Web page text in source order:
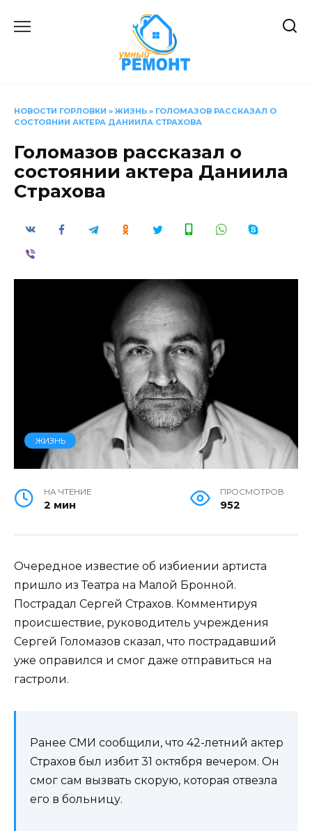
НОВОСТИ ГОРЛОВКИ » ЖИЗНЬ » ГОЛОМАЗОВ РАССКАЗАЛ О
СОСТОЯНИИ АКТЕРА ДАНИИЛА СТРАХОВА
Голомазов рассказал о
состоянии актера Даниила
Страхова
ЖИЗНЬ
НА ЧТЕНИЕ
2 мин
ПРОСМОТРОВ
952
Очередное известие об избиении артиста
пришло из Театра на Малой Бронной.
Пострадал Сергей Страхов. Комментируя
происшествие, руководитель учреждения
Сергей Голомазов сказал, что пострадавший
уже оправился и смог даже отправиться на
гастроли.
Ранее СМИ сообщили, что 42-летний актер
Страхов был избит 31 октября вечером. Он
смог сам вызвать скорую, которая отвезла
его в больницу.